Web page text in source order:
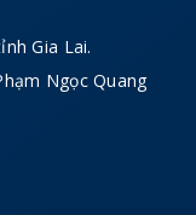
Gia Lai.
Ngọc Quang